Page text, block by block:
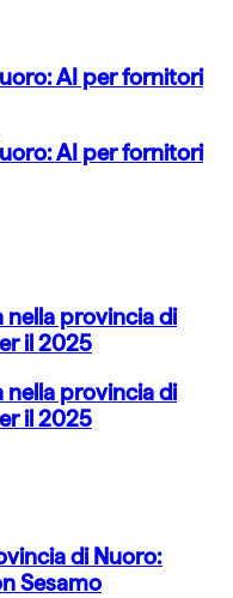
AI per fornitori
AI per fornitori
nella provincia di
il 2025
nella provincia di
il 2025
di Nuoro:
Sesamo